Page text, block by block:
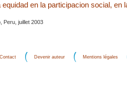
equidad en la participacion social, en
Peru, juillet 2003
Contact Devenir auteur Mentions légales